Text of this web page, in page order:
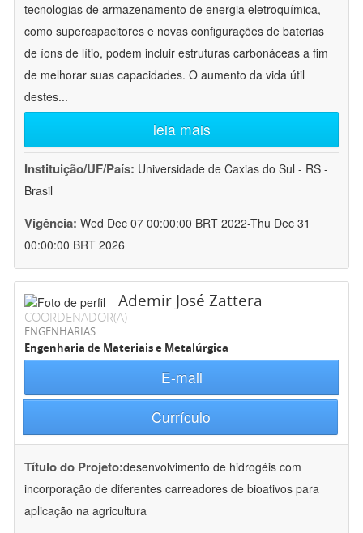
tecnologias de armazenamento de energia eletroquímica,
como supercapacitores e novas configurações de baterias
de íons de lítio, podem incluir estruturas carbonáceas a fim
de melhorar suas capacidades. O aumento da vida útil
destes...
leia mais
Instituição/UF/País: Universidade de Caxias do Sul - RS -
Brasil
Vigência: Wed Dec 07 00:00:00 BRT 2022-Thu Dec 31
00:00:00 BRT 2026
Ademir José Zattera
COORDENADOR(A)
ENGENHARIAS
Engenharia de Materiais e Metalúrgica
E-mail
Currículo
Título do Projeto:desenvolvimento de hidrogéis com
incorporação de diferentes carreadores de bioativos para
aplicação na agricultura